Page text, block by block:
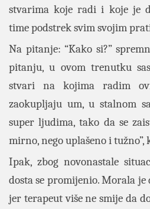
stvarima koje radi i koje je
time podstrek svim svojim
Na pitanje: “Kako si?”
pitanju, u ovom trenutku
stvari na kojima radim
zaokupljaju um, u stalnom
super ljudima, tako da se
mirno, nego uplašeno i tužno”,
Ipak, zbog novonastale
dosta se promijenio. Morala
jer terapeut više ne smije da